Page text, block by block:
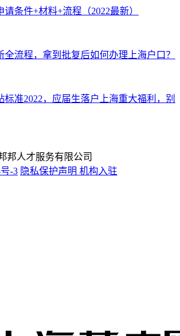
条件+材料+流程（2022最新）
全流程，拿到批复后如何办理上海户口？
标准2022，应届生落户上海重大福利，别
邦人才服务有限公司
-3 隐私保护声明 机构入驻